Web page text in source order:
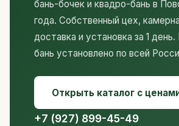
бань-бочек и квадро-бань в
года. Собственный цех,
доставка и установка за 1
бань установлено по всей
Открыть каталог с
+7 (927) 899-45-49